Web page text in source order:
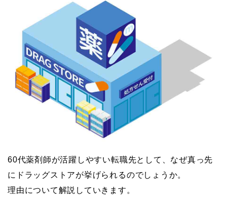
60代薬剤師が活躍しやすい転職先として、なぜ真っ先
にドラッグストアが挙げられるのでしょうか。
理由について解説していきます。